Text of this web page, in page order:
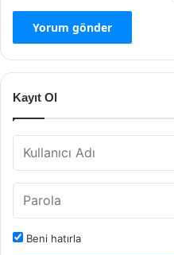
Kayıt Ol
Beni hatırla